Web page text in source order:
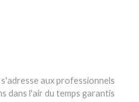
aux professionnels
dans l'air du temps garantis